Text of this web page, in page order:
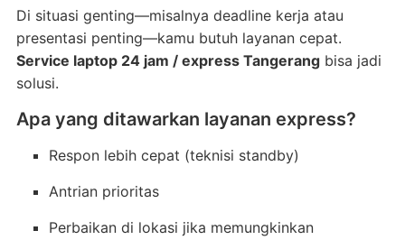
Di situasi genting—misalnya deadline kerja atau
presentasi penting—kamu butuh layanan cepat.
Service laptop 24 jam / express Tangerangbisa jadi
solusi.
Apa yang ditawarkan layanan express?
Respon lebih cepat (teknisi standby)
Antrian prioritas
Perbaikan di lokasi jika memungkinkan